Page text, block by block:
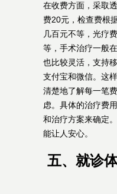
在收费方面，采取
费20元，检查费根
几百元不等，光疗
等，手术治疗一般
也比较灵活，支持
支付宝和微信。这
清楚地了解每一笔
虑。具体的治疗费
和治疗方案来确定
能让人安心。
五、就诊